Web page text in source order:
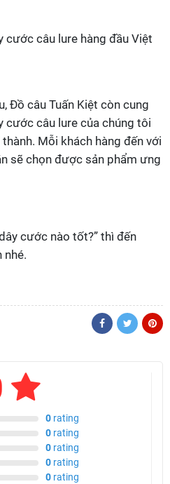
cước câu lure hàng đầu Việt
Đồ câu Tuấn Kiệt còn cung
cước câu lure của chúng tôi
Mỗi khách hàng đến với
sẽ chọn được sản phẩm ưng
cước nào tốt?” thì đến
nhé.
0 rating
0 rating
0 rating
0 rating
0 rating